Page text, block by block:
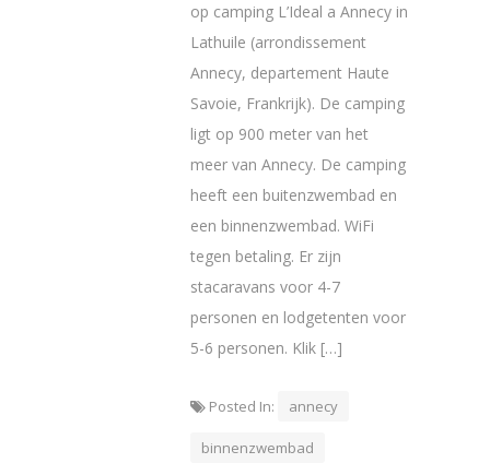
op camping L’Ideal a Annecy in
Lathuile (arrondissement
Annecy, departement Haute
Savoie, Frankrijk). De camping
ligt op 900 meter van het
meer van Annecy. De camping
heeft een buitenzwembad en
een binnenzwembad. WiFi
tegen betaling. Er zijn
stacaravans voor 4-7
personen en lodgetenten voor
5-6 personen. Klik […]
Posted In: annecy
binnenzwembad